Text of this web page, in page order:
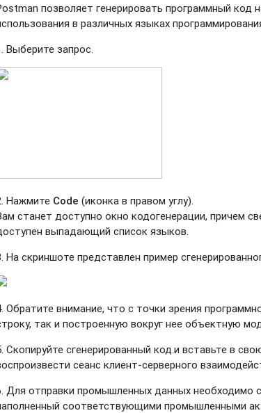
позволяет генерировать программный код
в различных языках
Выберите запрос.
Нажмите Code (иконкав правом углу).
станет доступно окно кодогенерации, причем
выпадающий список языков.
На скриншоте представлен пример
Обратите внимание, что с точки зрения
так и построенную вокруг нее объектную
Скопируйте сгенерированный код.и вставьте в
сеанс клиент-серверного
Для отправки промышленных данных необходимо
соответствующими промышленными